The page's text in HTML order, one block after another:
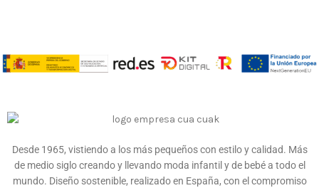
Desde 1965, vistiendo a los más pequeños con estilo y calidad. Más
de medio siglo creando y llevando moda infantil y de bebé a todo el
mundo. Diseño sostenible, realizado en España, con el compromiso